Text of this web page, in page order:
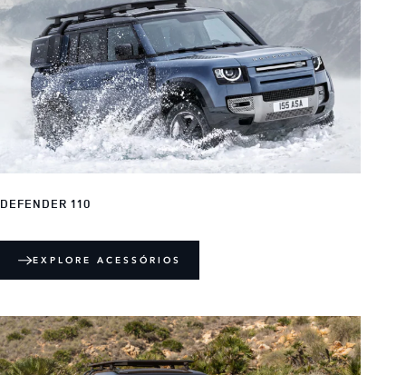
DEFENDER 110
EXPLORE ACESSÓRIOS